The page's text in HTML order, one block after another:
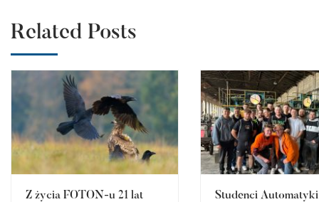
Related Posts
Z życia FOTON-u 21 lat
Studenci